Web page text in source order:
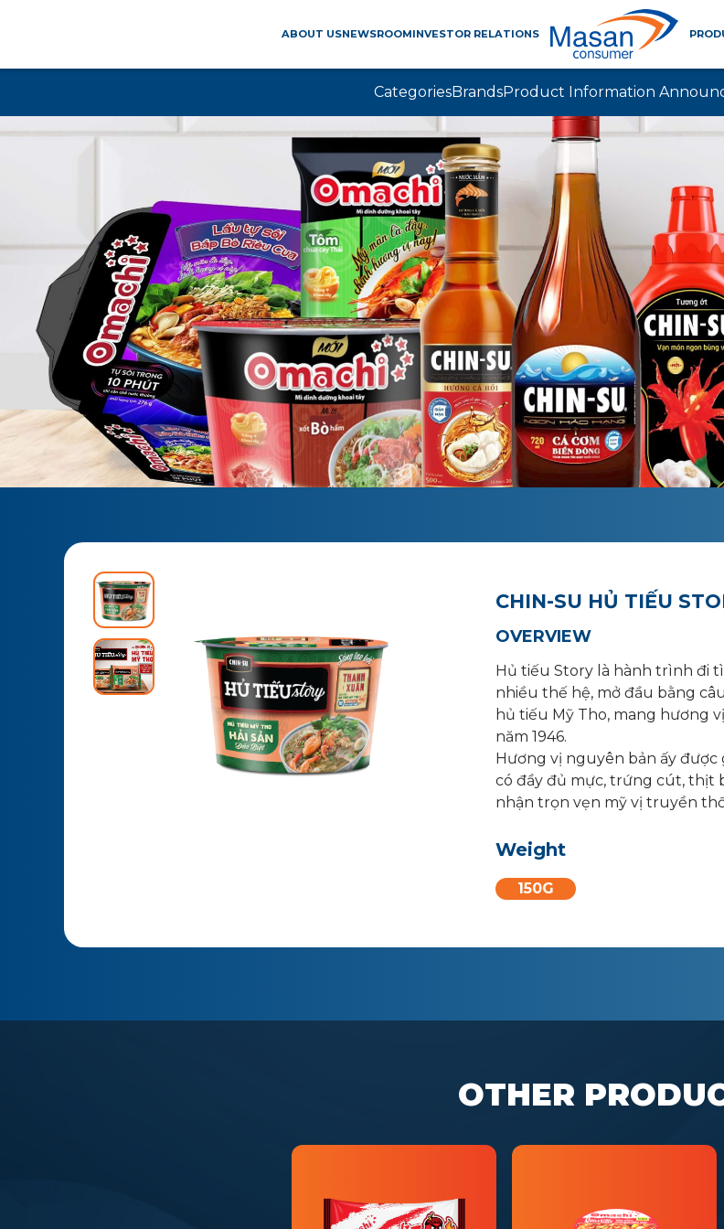
ABOUT USNEWSROOMINVESTOR RELATIONS
CategoriesBrandsProduct Information
CHIN-SU HỦ TIẾU
OVERVIEW
Hủ tiếu Story là hành trình đi
nhiều thế hệ, mở đầu bằng
hủ tiếu Mỹ Tho, mang hương
năm 1946.
Hương vị nguyên bản ấy
có đầy đủ mực, trứng cút, thịt
nhận trọn vẹn mỹ vị truyền
Weight
150G
OTHER